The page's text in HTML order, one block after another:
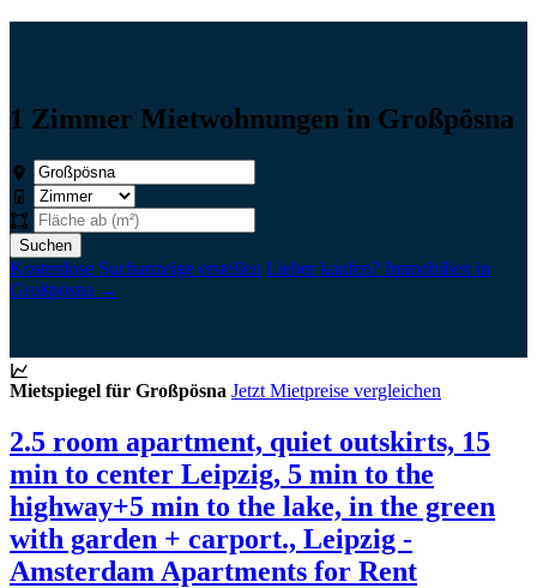
1 Zimmer Mietwohnungen in Großpösna
Suchen
Kostenlose Suchanzeige erstellen Lieber kaufen? Immobilien in
Großpösna →
Mietspiegel für Großpösna Jetzt Mietpreise vergleichen
2.5 room apartment, quiet outskirts, 15
min to center Leipzig, 5 min to the
highway+5 min to the lake, in the green
with garden + carport., Leipzig -
Amsterdam Apartments for Rent